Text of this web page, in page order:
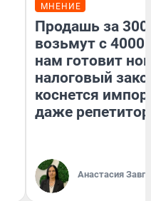
МНЕНИЕ
Продашь за
возьмут с
нам готовит
налоговый
коснется
даже
Анастасия